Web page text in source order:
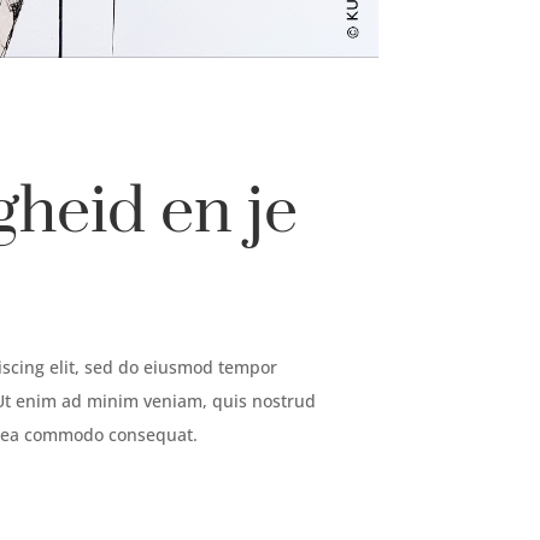
en je
elit, sed do eiusmod tempor
enim ad minim veniam, quis nostrud
commodo consequat.